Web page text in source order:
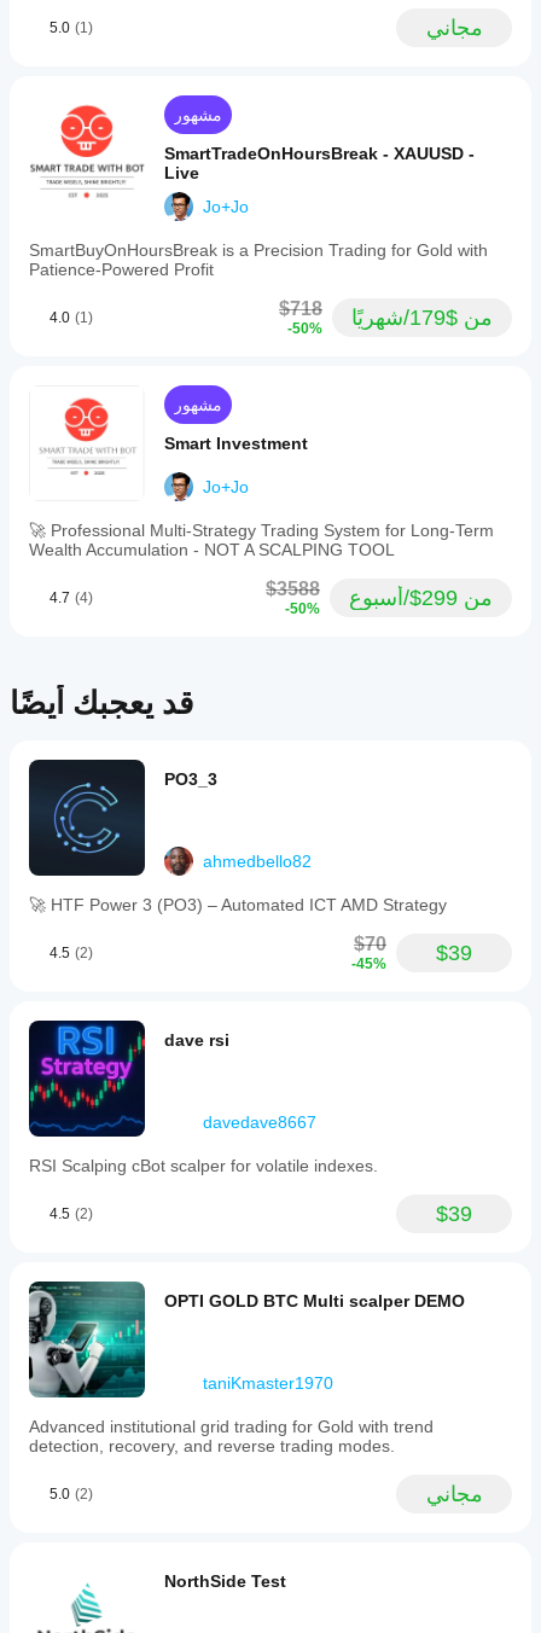
5.0 (1) مجاني
مشهور
SmartTradeOnHoursBreak - XAUUSD -
Live
Jo+Jo
SmartBuyOnHoursBreak is a Precision Trading for Gold with
Patience-Powered Profit
4.0 (1) $718
-50% من $179/شهريًا
مشهور
Smart Investment
Jo+Jo
🚀 Professional Multi-Strategy Trading System for Long-Term
Wealth Accumulation - NOT A SCALPING TOOL
4.7 (4) $3588
-50% من 299$/أسبوع
قد يعجبك أيضًا
PO3_3
ahmedbello82
🚀 HTF Power 3 (PO3) – Automated ICT AMD Strategy
4.5 (2) $70
-45% $39
dave rsi
davedave8667
RSI Scalping cBot scalper for volatile indexes.
4.5 (2) $39
OPTI GOLD BTC Multi scalper DEMO
taniKmaster1970
Advanced institutional grid trading for Gold with trend
detection, recovery, and reverse trading modes.
5.0 (2) مجاني
NorthSide Test